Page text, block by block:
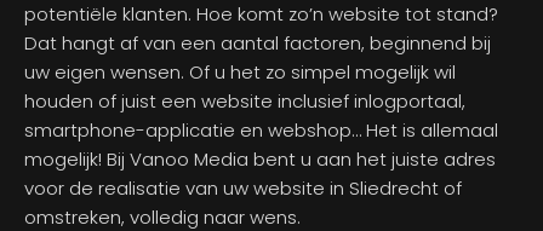
potentiële klanten. Hoe komt zo’n website tot stand?
Dat hangt af van een aantal factoren, beginnend bij
uw eigen wensen. Of u het zo simpel mogelijk wil
houden of juist een website inclusief inlogportaal,
smartphone-applicatie en webshop… Het is allemaal
mogelijk! Bij Vanoo Media bent u aan het juiste adres
voor de realisatie van uw website in Sliedrecht of
omstreken, volledig naar wens.